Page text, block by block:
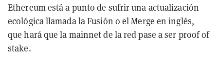
Ethereum está a punto de sufrir una actualización
ecológica llamada la Fusión o el Merge en inglés,
que hará que la mainnet de la red pase a ser proof of
stake.